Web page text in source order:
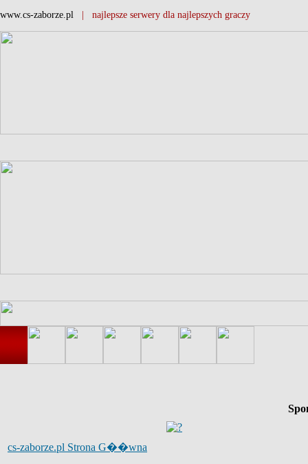
www.cs-zaborze.pl | najlepsze serwery dla najlepszych graczy
cs-zaborze.pl Strona G��wna